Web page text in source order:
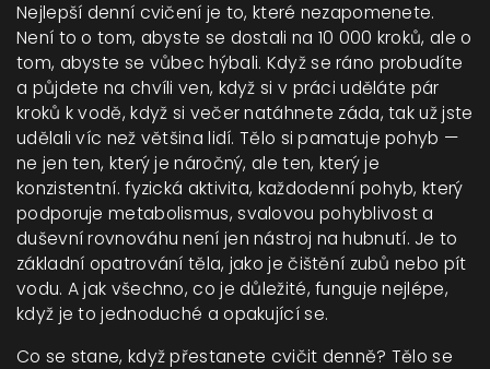
Nejlepší denní cvičení je to, které nezapomenete.
Není to o tom, abyste se dostali na 10 000 kroků, ale o
tom, abyste se vůbec hýbali. Když se ráno probudíte
a půjdete na chvíli ven, když si v práci uděláte pár
kroků k vodě, když si večer natáhnete záda, tak už jste
udělali víc než většina lidí. Tělo si pamatuje pohyb —
ne jen ten, který je náročný, ale ten, který je
konzistentní.fyzická aktivita, každodenní pohyb, který
podporuje metabolismus, svalovou pohyblivost a
duševní rovnováhu není jen nástroj na hubnutí. Je to
základní opatrování těla, jako je čištění zubů nebo pít
vodu. A jak všechno, co je důležité, funguje nejlépe,
když je to jednoduché a opakující se.
Co se stane, když přestanete cvičit denně? Tělo se